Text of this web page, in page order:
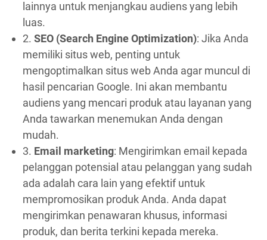
lainnya untuk menjangkau audiens yang lebih
luas.
2. SEO (Search Engine Optimization): Jika Anda
memiliki situs web, penting untuk
mengoptimalkan situs web Anda agar muncul di
hasil pencarian Google. Ini akan membantu
audiens yang mencari produk atau layanan yang
Anda tawarkan menemukan Anda dengan
mudah.
3. Email marketing: Mengirimkan email kepada
pelanggan potensial atau pelanggan yang sudah
ada adalah cara lain yang efektif untuk
mempromosikan produk Anda. Anda dapat
mengirimkan penawaran khusus, informasi
produk, dan berita terkini kepada mereka.